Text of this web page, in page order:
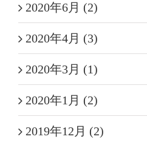
2020年6月 (2)
2020年4月 (3)
2020年3月 (1)
2020年1月 (2)
2019年12月 (2)